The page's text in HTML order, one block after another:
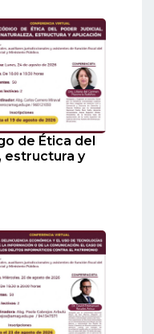
de Ética del
estructura y